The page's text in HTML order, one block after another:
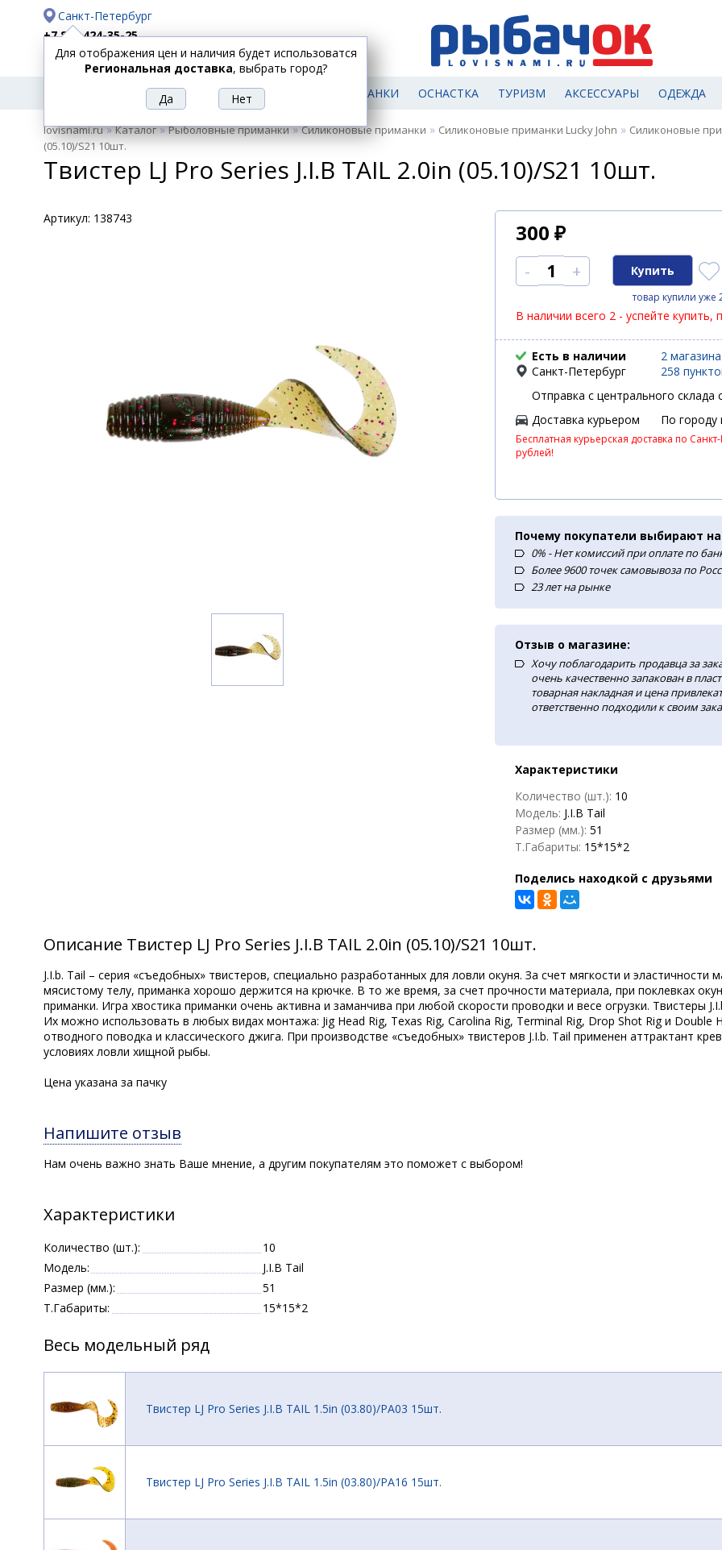
Санкт-Петербург
+7 812 424-35-25
Доставка
Оплата
Для отображения цен и наличия будет использоватся
Региональная доставка, выбрать город?
РЫБОЛОВНЫЕ
ТОВАРЫ
СПИННИНГИ КАТУШКИ ПРИМАНКИ ОСНАСТКА ТУРИЗМ АКСЕССУАРЫ ОДЕЖДА
lovisnami.ru»Каталог»Рыболовные приманки»Силиконовые приманки » Силиконовые приманки Lucky John » Силиконовые
(05.10)/S21 10шт.
Твистер LJ Pro Series J.I.B TAIL 2.0in (05.10)/S21 10шт.
Артикул: 138743
300 ₽
- +
товар купили уже
В наличии всего 2 - успейте купить,
Есть в наличии
2 магазина
Санкт-Петербург
258
Отправка с центрального склада
Доставка курьером
По городу
Бесплатная курьерская доставка по
рублей!
Почему покупатели выбирают
0% - Нет комиссий при оплате по
Более 9600 точек самовывоза по
23 лет на рынке
Отзыв о магазине:
Хочу поблагодарить продавца за
очень качественно запакован в
товарная накладная и цена
ответственно подходили к своим
Характеристики
Количество (шт.): 10
Модель: J.I.B Tail
Размер (мм.): 51
Т.Габариты: 15*15*2
Поделись находкой с друзьями
Описание Твистер LJ Pro Series J.I.B TAIL 2.0in (05.10)/S21 10шт.
J.I.b. Tail – серия «съедобных» твистеров, специально разработанных для ловли окуня. За счет мягкости и
мясистому телу, приманка хорошо держится на крючке. В то же время, за счет прочности материала, при поклевках
приманки. Игра хвостика приманки очень активна и заманчива при любой скорости проводки и весе огрузки. Твистеры
Их можно использовать в любых видах монтажа: Jig Head Rig, Texas Rig, Carolina Rig, Terminal Rig, Drop Shot Rig и Double
отводного поводка и классического джига. При производстве «съедобных» твистеров J.I.b. Tail применен аттрактант
условиях ловли хищной рыбы.
Цена указана за пачку
Напишите отзыв
Нам очень важно знать Ваше мнение, а другим покупателям это поможет с выбором!
Характеристики
Количество (шт.):
10
Модель:
J.I.B Tail
Размер (мм.):
51
Т.Габариты:
15*15*2
Весь модельный ряд
Твистер LJ Pro Series J.I.B TAIL 1.5in (03.80)/PA03 15шт.
Твистер LJ Pro Series J.I.B TAIL 1.5in (03.80)/PA16 15шт.